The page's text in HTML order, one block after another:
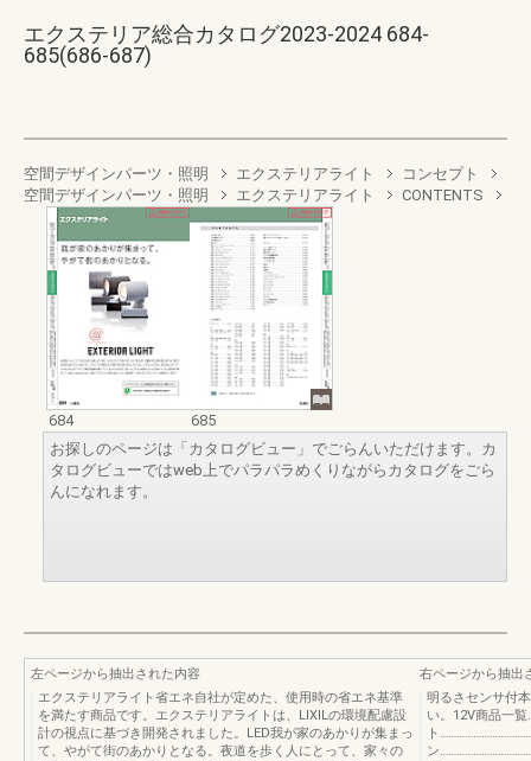
エクステリア総合カタログ2023-2024 684-
685(686-687)
空間デザインパーツ・照明 エクステリアライト
コンセプト
空間デザインパーツ・照明
エクステリアライト CONTENTS
684
685
お探しのページは「カタログビュー」でごらんいただけます。カ
タログビューではweb上でパラパラめくりながらカタログをごら
んになれます。
左ページから抽出された内容
エクステリアライト省エネ自社が定めた、使用時の省エネ基準
を満たす商品です。エクステリアライトは、LIXILの環境配慮設
計の視点に基づき開発されました。LED我が家のあかりが集まっ
て、やがて街のあかりとなる。夜道を歩く人にとって、家々の
右ページから抽出
明るさセンサ付
い。12V商品一
ト
ン